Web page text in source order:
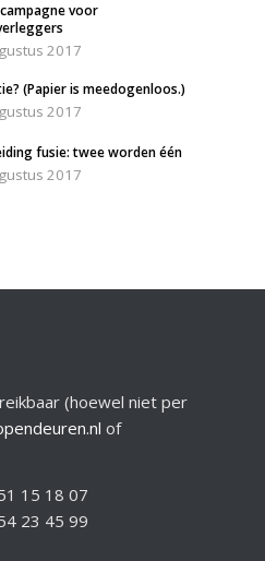
voor
2017
(Papier is meedogenloos.)
2017
fusie: twee worden één
2017
(hoewel niet per
of
15 18 07
23 45 99